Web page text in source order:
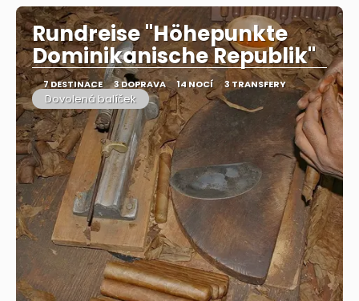
Rundreise "Höhepunkte
Dominikanische Republik"
7 DESTINACE 3 DOPRAVA 14 NOCÍ 3 TRANSFERY
Dovolená balíček